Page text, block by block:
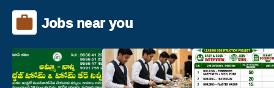
Jobs near you